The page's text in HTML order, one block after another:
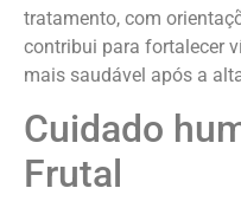
tratamento, com
contribui para fortalecer
mais saudável após a
Cuidado
Frutal